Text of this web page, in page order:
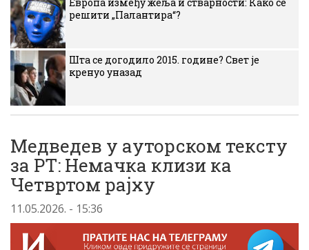
решити „Палантира“?
Шта се догодило 2015. године? Свет је
кренуо уназад
Медведев у ауторском тексту
за РТ: Немачка клизи ка
Четвртом рајху
11.05.2026. - 15:36